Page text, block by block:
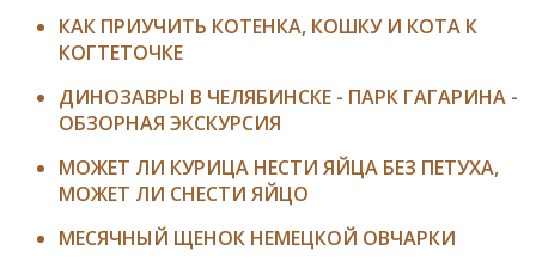
КАК ПРИУЧИТЬ КОТЕНКА, КОШКУ И КОТА К
КОГТЕТОЧКЕ
ДИНОЗАВРЫ В ЧЕЛЯБИНСКЕ - ПАРК ГАГАРИНА -
ОБЗОРНАЯ ЭКСКУРСИЯ
МОЖЕТ ЛИ КУРИЦА НЕСТИ ЯЙЦА БЕЗ ПЕТУХА,
МОЖЕТ ЛИ СНЕСТИ ЯЙЦО
МЕСЯЧНЫЙ ЩЕНОК НЕМЕЦКОЙ ОВЧАРКИ